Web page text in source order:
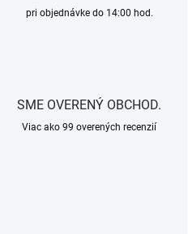
pri objednávke do 14:00 hod.
SME OVERENÝ OBCHOD.
Viac ako 99 overených recenzií